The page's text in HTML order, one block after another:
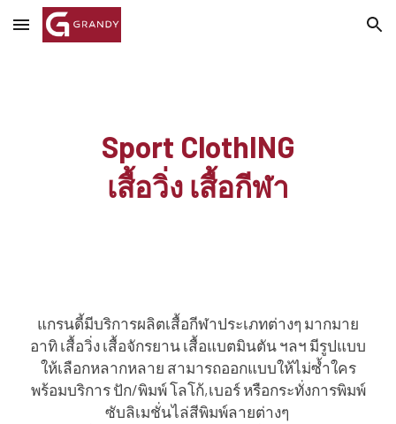
Skip to main content Skip to navigation
Sport ClothING
เสื้อวิ่ง เสื้อกีฬา
แกรนดี้มีบริการผลิตเสื้อกีฬาประเภทต่างๆ มากมาย
อาทิ เสื้อวิ่ง เสื้อจักรยาน เสื้อแบตมินตัน ฯลฯ มีรูปแบบ
ให้เลือกหลากหลาย สามารถออกแบบให้ไม่ซ้ำใคร
พร้อมบริการ ปัก/พิมพ์ โลโก้,เบอร์ หรือกระทั่งการพิมพ์
ซับลิเมชั่นไล่สีพิมพ์ลายต่างๆ